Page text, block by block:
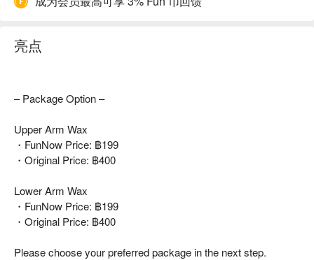
亮点
– Package Option –
Upper Arm Wax
・FunNow Price: ฿199
・Original Price: ฿400
Lower Arm Wax
・FunNow Price: ฿199
・Original Price: ฿400
Please choose your preferred package in the next step.